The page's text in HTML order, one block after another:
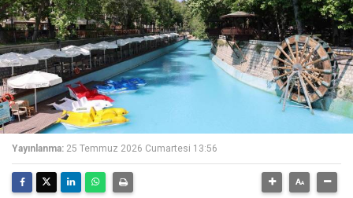
Yayınlanma: 25 Temmuz 2026 Cumartesi 13:56